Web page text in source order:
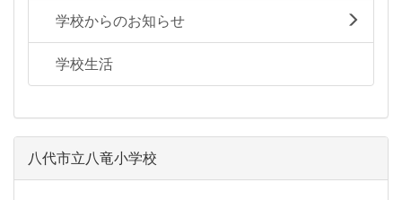
学校からのお知らせ
学校生活
八代市立八竜小学校